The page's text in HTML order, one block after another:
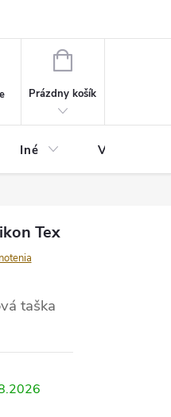
NÁKUPNÝ
Prázdny košík
Iné Veľkostná
Tex
taška